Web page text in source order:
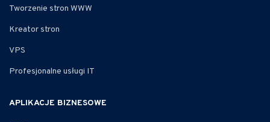
Tworzenie stron WWW
Kreator stron
VPS
Profesjonalne usługi IT
APLIKACJE BIZNESOWE